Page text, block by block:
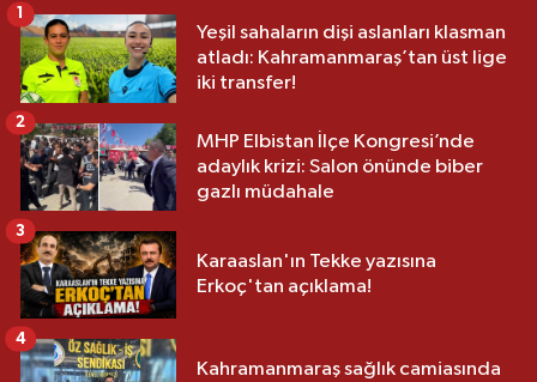
Yeşil sahaların dişi aslanları klasman
atladı: Kahramanmaraş’tan üst lige
iki transfer!
MHP Elbistan İlçe Kongresi’nde
adaylık krizi: Salon önünde biber
gazlı müdahale
2
Karaaslan'ın Tekke yazısına
Erkoç'tan açıklama!
3
Kahramanmaraş sağlık camiasında
4